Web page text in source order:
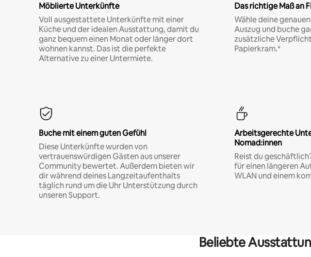
Möblierte Unterkünfte
Voll ausgestattete Unterkünfte mit einer
Küche und der idealen Ausstattung, damit du
ganz bequem einen Monat oder länger dort
wohnen kannst. Das ist die perfekte
Alternative zu einer Untermiete.
Das richtige Maß an
Wähle deine
Auszug und buche
zusätzliche
Papierkram.*
Buche mit einem guten Gefühl
Diese Unterkünfte wurden von
vertrauenswürdigen Gästen aus unserer
Community bewertet. Außerdem bieten wir
dir während deines Langzeitaufenthalts
täglich rund um die Uhr Unterstützung durch
unseren Support.
Arbeitsgerechte
Nomad:innen
Reist du
für einen längeren
WLAN und einem
Beliebte